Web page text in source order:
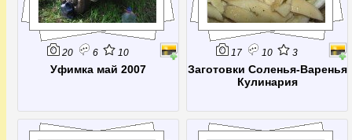
20 6 10
Уфимка май 2007
17 10 3
Заготовки Соленья-Варенья
Кулинария